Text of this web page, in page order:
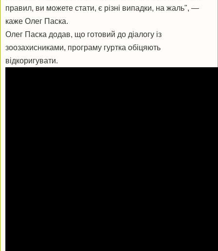
правил, ви можете стати, є різні випадки, на жаль", —
каже Олег Паска.
Олег Паска додав, що готовий до діалогу із
зоозахисниками, програму гуртка обіцяють
відкоригувати.